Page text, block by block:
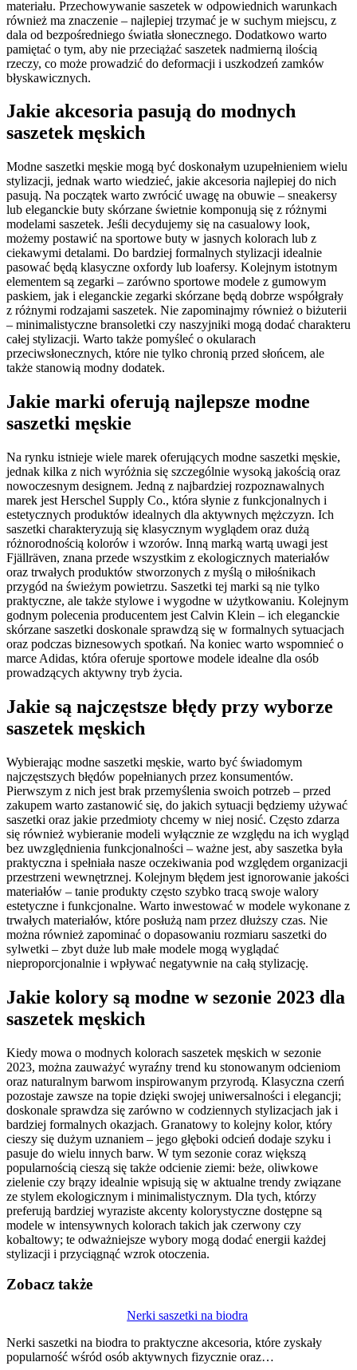
materiału. Przechowywanie saszetek w odpowiednich warunkach
również ma znaczenie – najlepiej trzymać je w suchym miejscu, z
dala od bezpośredniego światła słonecznego. Dodatkowo warto
pamiętać o tym, aby nie przeciążać saszetek nadmierną ilością
rzeczy, co może prowadzić do deformacji i uszkodzeń zamków
błyskawicznych.
Jakie akcesoria pasują do modnych
saszetek męskich
Modne saszetki męskie mogą być doskonałym uzupełnieniem wielu
stylizacji, jednak warto wiedzieć, jakie akcesoria najlepiej do nich
pasują. Na początek warto zwrócić uwagę na obuwie – sneakersy
lub eleganckie buty skórzane świetnie komponują się z różnymi
modelami saszetek. Jeśli decydujemy się na casualowy look,
możemy postawić na sportowe buty w jasnych kolorach lub z
ciekawymi detalami. Do bardziej formalnych stylizacji idealnie
pasować będą klasyczne oxfordy lub loafersy. Kolejnym istotnym
elementem są zegarki – zarówno sportowe modele z gumowym
paskiem, jak i eleganckie zegarki skórzane będą dobrze współgrały
z różnymi rodzajami saszetek. Nie zapominajmy również o biżuterii
– minimalistyczne bransoletki czy naszyjniki mogą dodać charakteru
całej stylizacji. Warto także pomyśleć o okularach
przeciwsłonecznych, które nie tylko chronią przed słońcem, ale
także stanowią modny dodatek.
Jakie marki oferują najlepsze modne
saszetki męskie
Na rynku istnieje wiele marek oferujących modne saszetki męskie,
jednak kilka z nich wyróżnia się szczególnie wysoką jakością oraz
nowoczesnym designem. Jedną z najbardziej rozpoznawalnych
marek jest Herschel Supply Co., która słynie z funkcjonalnych i
estetycznych produktów idealnych dla aktywnych mężczyzn. Ich
saszetki charakteryzują się klasycznym wyglądem oraz dużą
różnorodnością kolorów i wzorów. Inną marką wartą uwagi jest
Fjällräven, znana przede wszystkim z ekologicznych materiałów
oraz trwałych produktów stworzonych z myślą o miłośnikach
przygód na świeżym powietrzu. Saszetki tej marki są nie tylko
praktyczne, ale także stylowe i wygodne w użytkowaniu. Kolejnym
godnym polecenia producentem jest Calvin Klein – ich eleganckie
skórzane saszetki doskonale sprawdzą się w formalnych sytuacjach
oraz podczas biznesowych spotkań. Na koniec warto wspomnieć o
marce Adidas, która oferuje sportowe modele idealne dla osób
prowadzących aktywny tryb życia.
Jakie są najczęstsze błędy przy wyborze
saszetek męskich
Wybierając modne saszetki męskie, warto być świadomym
najczęstszych błędów popełnianych przez konsumentów.
Pierwszym z nich jest brak przemyślenia swoich potrzeb – przed
zakupem warto zastanowić się, do jakich sytuacji będziemy używać
saszetki oraz jakie przedmioty chcemy w niej nosić. Często zdarza
się również wybieranie modeli wyłącznie ze względu na ich wygląd
bez uwzględnienia funkcjonalności – ważne jest, aby saszetka była
praktyczna i spełniała nasze oczekiwania pod względem organizacji
przestrzeni wewnętrznej. Kolejnym błędem jest ignorowanie jakości
materiałów – tanie produkty często szybko tracą swoje walory
estetyczne i funkcjonalne. Warto inwestować w modele wykonane z
trwałych materiałów, które posłużą nam przez dłuższy czas. Nie
można również zapominać o dopasowaniu rozmiaru saszetki do
sylwetki – zbyt duże lub małe modele mogą wyglądać
nieproporcjonalnie i wpływać negatywnie na całą stylizację.
Jakie kolory są modne w sezonie 2023 dla
saszetek męskich
Kiedy mowa o modnych kolorach saszetek męskich w sezonie
2023, można zauważyć wyraźny trend ku stonowanym odcieniom
oraz naturalnym barwom inspirowanym przyrodą. Klasyczna czerń
pozostaje zawsze na topie dzięki swojej uniwersalności i elegancji;
doskonale sprawdza się zarówno w codziennych stylizacjach jak i
bardziej formalnych okazjach. Granatowy to kolejny kolor, który
cieszy się dużym uznaniem – jego głęboki odcień dodaje szyku i
pasuje do wielu innych barw. W tym sezonie coraz większą
popularnością cieszą się także odcienie ziemi: beże, oliwkowe
zielenie czy brązy idealnie wpisują się w aktualne trendy związane
ze stylem ekologicznym i minimalistycznym. Dla tych, którzy
preferują bardziej wyraziste akcenty kolorystyczne dostępne są
modele w intensywnych kolorach takich jak czerwony czy
kobaltowy; te odważniejsze wybory mogą dodać energii każdej
stylizacji i przyciągnąć wzrok otoczenia.
Zobacz także
Nerki saszetki na biodra
Nerki saszetki na biodra to praktyczne akcesoria, które zyskały
popularność wśród osób aktywnych fizycznie oraz…
wpisu